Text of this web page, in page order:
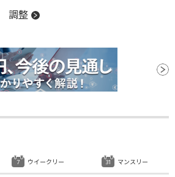
調整
ウイークリー マンスリー